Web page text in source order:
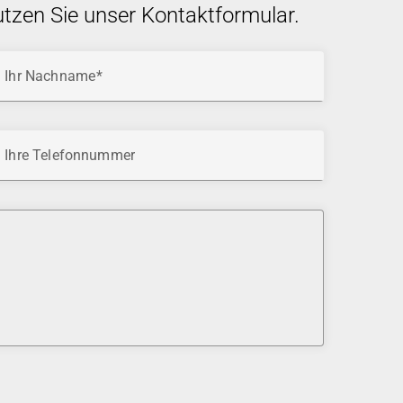
Sie unser Kontaktformular.
Ihr Nachname
Ihre Telefonnummer